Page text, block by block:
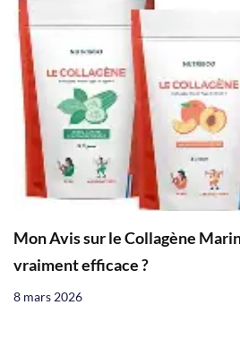
Mon Avis sur le Collagène
vraiment efficace ?
8 mars 2026